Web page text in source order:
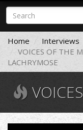
Skip
main
content
Search
form
Search
Home
Interviews
VOICES OF
LACHRYMOSE
VOICES OF THE